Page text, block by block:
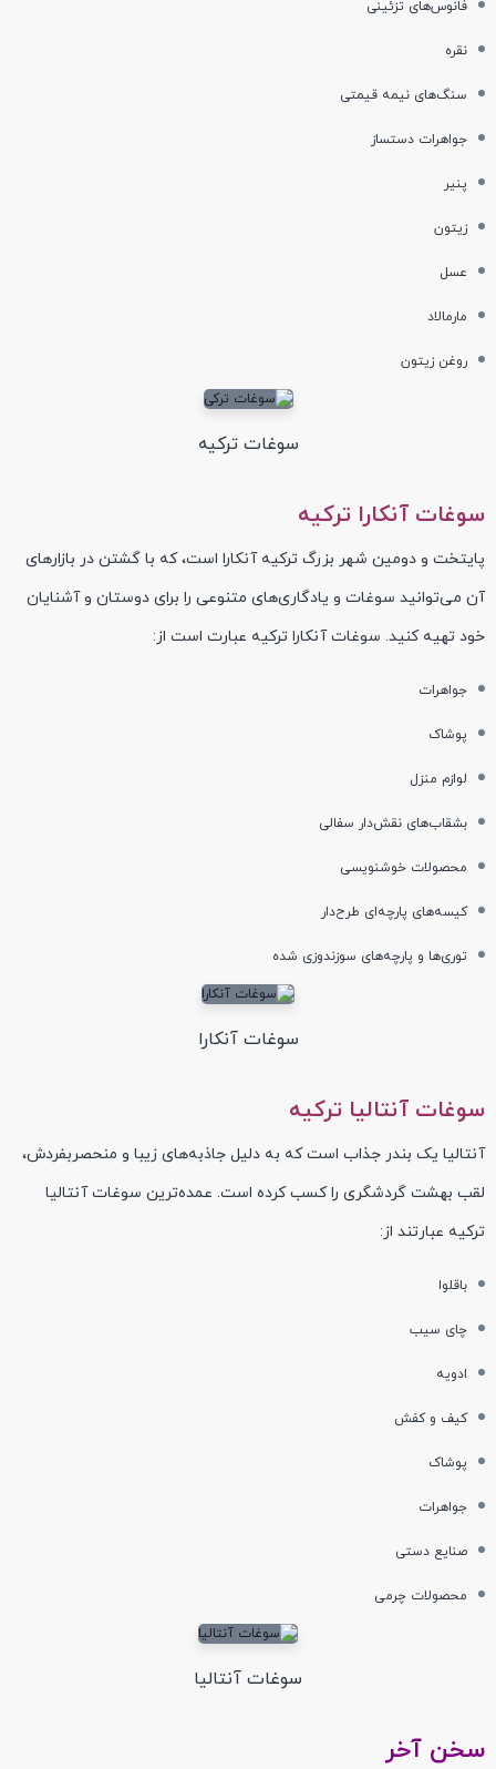
فانوس‌های تزئینی
نقره
سنگ‌های نیمه قیمتی
جواهرات دستساز
پنیر
زیتون
عسل
مارمالاد
روغن زیتون
سوغات ترکیه
سوغات آنکارا ترکیه
پایتخت و دومین شهر بزرگ ترکیه آنکارا است، که با گشتن در بازارهای
آن می‌توانید سوغات و یادگاری‌های متنوعی را برای دوستان و آشنایان
خود تهیه کنید‌. سوغات آنکارا ترکیه عبارت است از:
جواهرات
پوشاک
لوازم منزل
بشقاب‌های نقش‌دار سفالی
محصولات خوشنویسی
کیسه‌های پارچه‌ای طرح‌دار
توری‌ها و پارچه‌های سوزندوزی شده
سوغات آنکارا
سوغات آنتالیا ترکیه
آنتالیا یک بندر جذاب است که به دلیل جاذبه‌های زیبا و منحصر‌بفردش،
لقب بهشت گردشگری را کسب کرده است. عمده‌ترین سوغات آنتالیا
ترکیه عبارتند از:
باقلوا
چای سیب
ادویه
کیف و کفش
پوشاک
جواهرات
صنایع دستی
محصولات چرمی
سوغات آنتالیا
سخن آخر